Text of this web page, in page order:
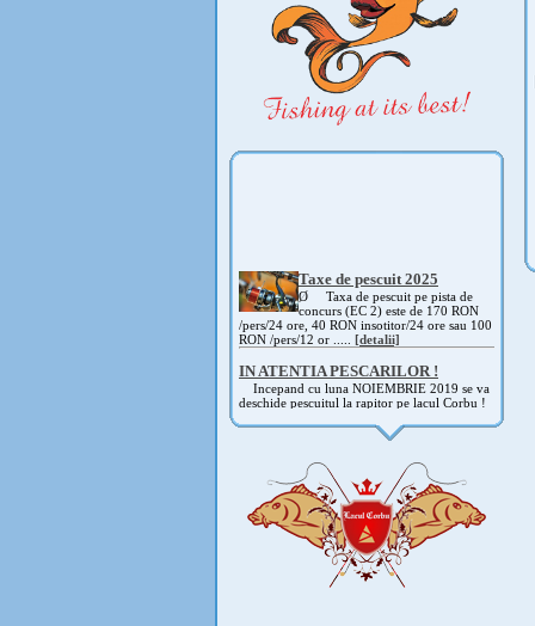
Ø Taxa de pescuit pe pista de
concurs (EC 2) este de 170 RON
/pers/24 ore, 40 RON insotitor/24 ore sau 100
RON /pers/12 or .....[detalii]
Incepand cu luna NOIEMBRIE 2019 se va
deschide pescuitul la rapitor pe lacul Corbu !
Detalii si regulament, in curand ! .....[detalii]
ANUNT IMPORTANT
COVID 19- DIN MOTIVE DE SIGURANTA ,
CAT SI A REGLEMENTARILOR LEGALE ,
PRECUM SI RETRAGEREA UNOR
PARTICIPANTI .....[detalii]
Anunt important
Va anuntam ca editia 30 a concursului de
pescuit CUPA RIG la CRAP din perioada 2-5
septembrie 2021 se reprogrameaza pentru luna